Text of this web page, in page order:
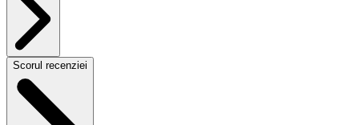
Scorul recenziei